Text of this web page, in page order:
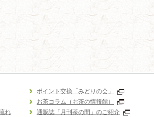
れ
ポイント交換「みどりの会」
お茶コラム（お茶の情報館）
通販誌「月刊茶の間」のご紹介